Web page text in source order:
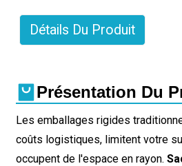
Détails Du Produit
Présentation Du
Les emballages rigides
coûts logistiques, limitent votre
occupent de l'espace en rayon.